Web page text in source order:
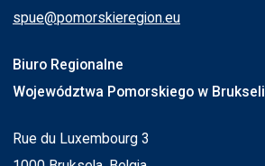
spue@pomorskieregion.eu
Biuro Regionalne
Województwa Pomorskiego w Brukseli
Rue du Luxembourg 3